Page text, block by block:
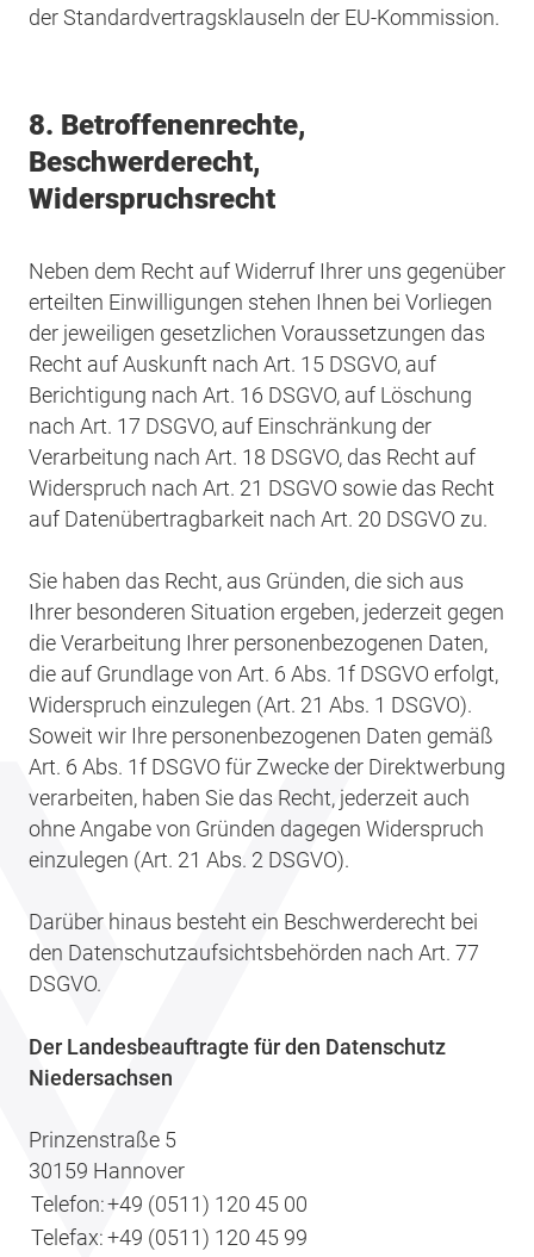
der Standardvertragsklauseln der EU-Kommission.
8. Betroffenenrechte,
Beschwerderecht,
Widerspruchsrecht
Neben dem Recht auf Widerruf Ihrer uns gegenüber
erteilten Einwilligungen stehen Ihnen bei Vorliegen
der jeweiligen gesetzlichen Voraussetzungen das
Recht auf Auskunft nach Art. 15 DSGVO, auf
Berichtigung nach Art. 16 DSGVO, auf Löschung
nach Art. 17 DSGVO, auf Einschränkung der
Verarbeitung nach Art. 18 DSGVO, das Recht auf
Widerspruch nach Art. 21 DSGVO sowie das Recht
auf Datenübertragbarkeit nach Art. 20 DSGVO zu.
Sie haben das Recht, aus Gründen, die sich aus
Ihrer besonderen Situation ergeben, jederzeit gegen
die Verarbeitung Ihrer personenbezogenen Daten,
die auf Grundlage von Art. 6 Abs. 1f DSGVO erfolgt,
Widerspruch einzulegen (Art. 21 Abs. 1 DSGVO).
Soweit wir Ihre personenbezogenen Daten gemäß
Art. 6 Abs. 1f DSGVO für Zwecke der Direktwerbung
verarbeiten, haben Sie das Recht, jederzeit auch
ohne Angabe von Gründen dagegen Widerspruch
einzulegen (Art. 21 Abs. 2 DSGVO).
Darüber hinaus besteht ein Beschwerderecht bei
den Datenschutzaufsichtsbehörden nach Art. 77
DSGVO.
Der Landesbeauftragte für den Datenschutz
Niedersachsen
Prinzenstraße 5
30159 Hannover
Telefon:+49 (0511) 120 45 00
Telefax:+49 (0511) 120 45 99